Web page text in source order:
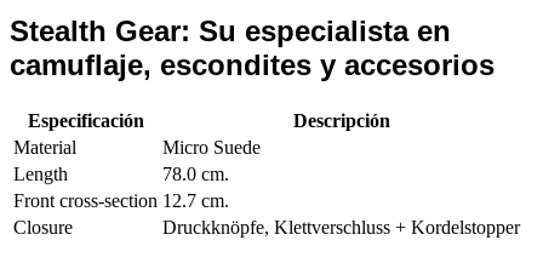
Stealth Gear: Su especialista en
camuflaje, escondites y accesorios
Especificación
Descripción
Material
Micro Suede
Length
78.0 cm.
Front cross-section 12.7 cm.
Closure
Druckknöpfe, Klettverschluss + Kordelstopper